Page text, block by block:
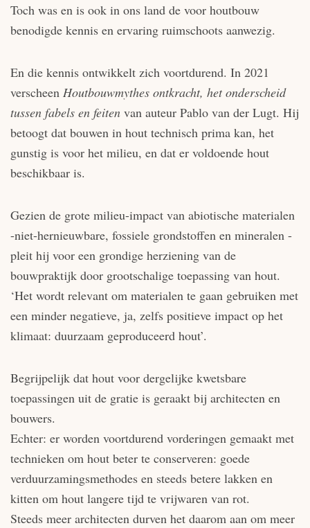
Toch was en is ook in ons land de voor houtbouw
benodigde kennis en ervaring ruimschoots aanwezig.
En die kennis ontwikkelt zich voortdurend. In 2021
verscheen Houtbouwmythes ontkracht, het onderscheid
tussen fabels en feiten van auteur Pablo van der Lugt. Hij
betoogt dat bouwen in hout technisch prima kan, het
gunstig is voor het milieu, en dat er voldoende hout
beschikbaar is.
Gezien de grote milieu-impact van abiotische materialen
-niet-hernieuwbare, fossiele grondstoffen en mineralen -
pleit hij voor een grondige herziening van de
bouwpraktijk door grootschalige toepassing van hout.
‘Het wordt relevant om materialen te gaan gebruiken met
een minder negatieve, ja, zelfs positieve impact op het
klimaat: duurzaam geproduceerd hout’.
Begrijpelijk dat hout voor dergelijke kwetsbare
toepassingen uit de gratie is geraakt bij architecten en
bouwers.
Echter: er worden voortdurend vorderingen gemaakt met
technieken om hout beter te conserveren: goede
verduurzamingsmethodes en steeds betere lakken en
kitten om hout langere tijd te vrijwaren van rot.
Steeds meer architecten durven het daarom aan om meer